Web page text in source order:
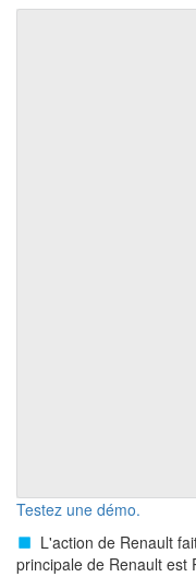
Testez une démo.
L'action de Renault
principale de Renault est